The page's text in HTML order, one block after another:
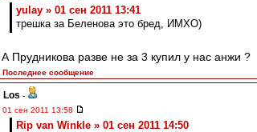
yulay » 01 сен 2011 13:41
трешка за Беленова это бред, ИМХО)
А Прудникова разве не за 3 купил у нас анжи ?
Последнее сообщение
Los -
01 сен 2011 13:58
Rip van Winkle » 01 сен 2011 14:50